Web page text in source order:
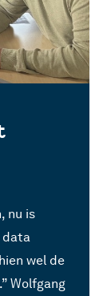
nu is
data
wel de
Wolfgang